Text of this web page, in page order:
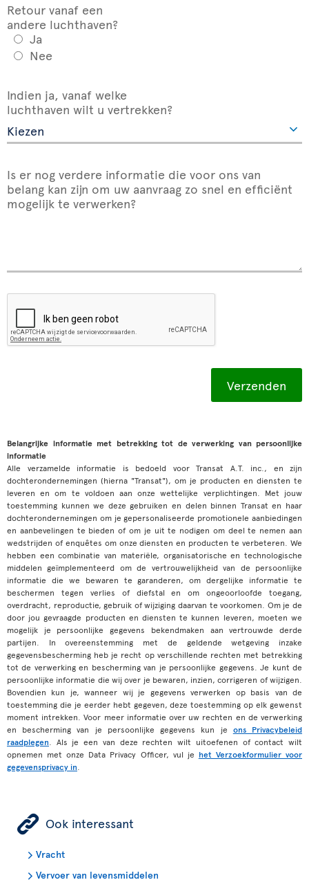
Retour vanaf een
andere luchthaven?
Ja
Nee
Indien ja, vanaf welke
luchthaven wilt u vertrekken?
Is er nog verdere informatie die voor ons van
belang kan zijn om uw aanvraag zo snel en efficiënt
mogelijk te verwerken?
Belangrijke informatie met betrekking tot de verwerking van persoonlijke
informatie
Alle verzamelde informatie is bedoeld voor Transat A.T. inc., en zijn
dochterondernemingen (hierna "Transat"), om je producten en diensten te
leveren en om te voldoen aan onze wettelijke verplichtingen. Met jouw
toestemming kunnen we deze gebruiken en delen binnen Transat en haar
dochterondernemingen om je gepersonaliseerde promotionele aanbiedingen
en aanbevelingen te bieden of om je uit te nodigen om deel te nemen aan
wedstrijden of enquêtes om onze diensten en producten te verbeteren. We
hebben een combinatie van materiële, organisatorische en technologische
middelen geïmplementeerd om de vertrouwelijkheid van de persoonlijke
informatie die we bewaren te garanderen, om dergelijke informatie te
beschermen tegen verlies of diefstal en om ongeoorloofde toegang,
overdracht, reproductie, gebruik of wijziging daarvan te voorkomen. Om je de
door jou gevraagde producten en diensten te kunnen leveren, moeten we
mogelijk je persoonlijke gegevens bekendmaken aan vertrouwde derde
partijen. In overeenstemming met de geldende wetgeving inzake
gegevensbescherming heb je recht op verschillende rechten met betrekking
tot de verwerking en bescherming van je persoonlijke gegevens. Je kunt de
persoonlijke informatie die wij over je bewaren, inzien, corrigeren of wijzigen.
Bovendien kun je, wanneer wij je gegevens verwerken op basis van de
toestemming die je eerder hebt gegeven, deze toestemming op elk gewenst
moment intrekken. Voor meer informatie over uw rechten en de verwerking
en bescherming van je persoonlijke gegevens kun je ons Privacybeleid
raadplegen . Als je een van deze rechten wilt uitoefenen of contact wilt
opnemen met onze Data Privacy Officer, vul je het Verzoekformulier voor
gegevensprivacy in
ÿ Ook interessant
Vracht
Vervoer van levensmiddelen